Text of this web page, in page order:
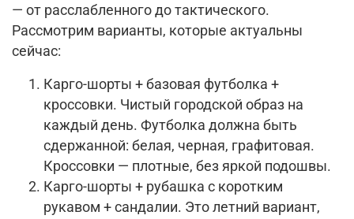
— от расслабленного до тактического.
Рассмотрим варианты, которые актуальны
сейчас:
Карго-шорты + базовая футболка +
кроссовки. Чистый городской образ на
каждый день. Футболка должна быть
сдержанной: белая, черная, графитовая.
Кроссовки — плотные, без яркой подошвы.
Карго-шорты + рубашка с коротким
рукавом + сандалии. Это летний вариант,